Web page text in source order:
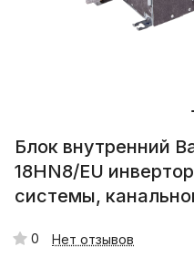
Блок внутренний
18HN8/EU
системы,
0 Нет отзывов